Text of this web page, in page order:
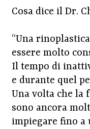
Cosa dice il Dr.
“Una
essere molto
Il tempo di
e durante quel
Una volta che la
sono ancora
impiegare fino a